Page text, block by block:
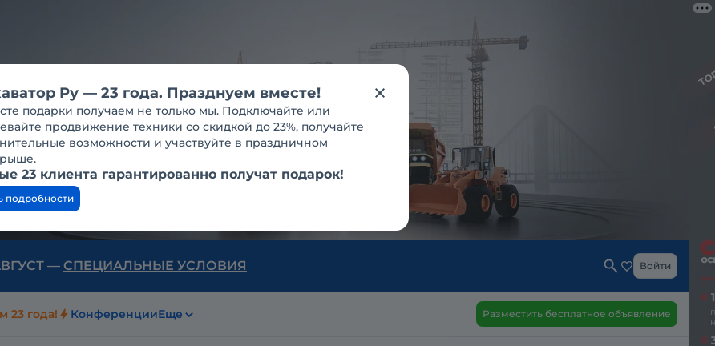
— СПЕЦИАЛЬНЫЕ УСЛОВИЯ Войти
23 года! КонференцииЕще Разместить бесплатное объявление
Ру — 23 года. Празднуем вместе!
подарки получаем не только мы. Подключайте или
продвижение техники со скидкой до 23%, получайте
возможности и участвуйте в праздничном
23 клиента гарантированно получат подарок!
подробности